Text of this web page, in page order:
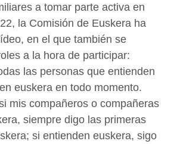
a tomar parte activa en
la Comisión de Euskera ha
en el que también se
a la hora de participar:
las personas que entienden
euskera en todo momento.
mis compañeros o compañeras
siempre digo las primeras
si entienden euskera, sigo